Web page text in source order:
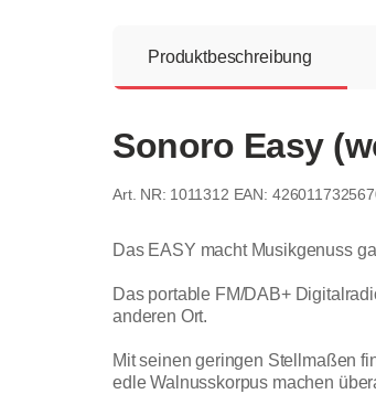
Produktbeschreibung
Sonoro Easy
1011312 EAN:
Das EASY macht Musikgenuss
Das portable FM/DAB+
anderen Ort.
Mit seinen geringen Stellmaßen
edle Walnusskorpus machen